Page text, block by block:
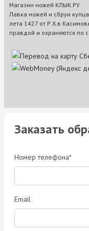
Магазин ножей КЛЫК.РУ
Лавка ножей и сбруи
лета 1427 от Р.Х.в
правдой и охраняются по
Заказать
Номер телефона*
Email